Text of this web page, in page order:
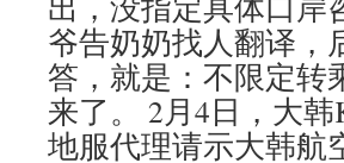
爷告奶奶找人翻译，
答，就是：不限定转
来了。 2月4日，大
地服代理请示大韩航